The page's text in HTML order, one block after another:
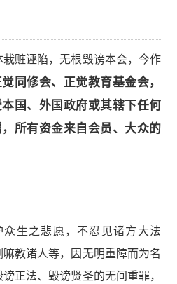
赃诬陷，无根毁谤本会，今作
同修会、正觉教育基金会，
国、外国政府或其辖下任何
所有资金来自会员、大众的
生之悲愿，不忍见诸方大法
教诸人等，因无明重障而为名
正法、毁谤贤圣的无间重罪，